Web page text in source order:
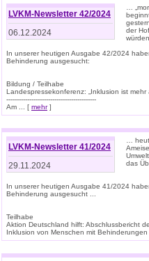
LVKM-Newsletter 42/2024
06.12.2024
…
der
In unserer heutigen Ausgabe 42/2024
Behinderung ausgesucht:
Bildung / Teilhabe
Landespressekonferenz: „Inklusion ist mehr
-------------------------------------------
Am ... [ mehr]
LVKM-Newsletter 41/2024
29.11.2024
…
das
In unserer heutigen Ausgabe 41/2024
Behinderung ausgesucht ...
Teilhabe
Aktion Deutschland hilft: Abschlussbericht
Inklusion von Menschen mit